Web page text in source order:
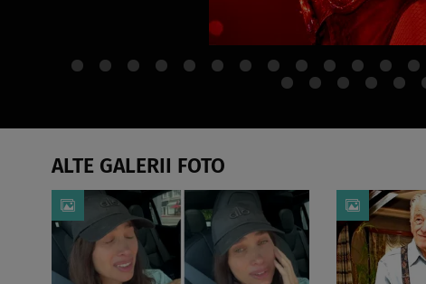
ALTE GALERII FOTO